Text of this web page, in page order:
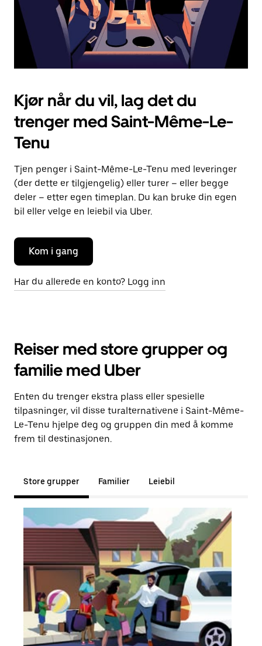
Kjør når du vil, lag det du
trenger med Saint-Même-Le-
Tenu
Tjen penger i Saint-Même-Le-Tenu med leveringer
(der dette er tilgjengelig) eller turer – eller begge
deler – etter egen timeplan. Du kan bruke din egen
bil eller velge en leiebil via Uber.
Kom i gang
Har du allerede en konto? Logg inn
Reiser med store grupper og
familie med Uber
Enten du trenger ekstra plass eller spesielle
tilpasninger, vil disse turalternativene i Saint-Même-
Le-Tenu hjelpe deg og gruppen din med å komme
frem til destinasjonen.
Store grupper Familier Leiebil